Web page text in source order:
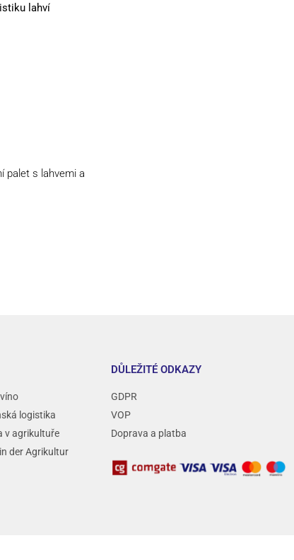
lahví
palet s lahvemi a
logistika
v agrikultuře
der Agrikultur
DŮLEŽITÉ ODKAZY
GDPR
VOP
Doprava a platba